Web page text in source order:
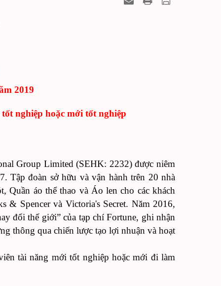
2019
nghiệp hoặc mới tốt nghiệp
Group Limited (SEHK: 2232) được niêm
Tập đoàn sở hữu và vận hành trên 20 nhà
Quần áo thể thao và Áo len cho các khách
& Spencer và Victoria's Secret. Năm 2016,
đổi thế giới” của tạp chí Fortune, ghi nhận
thông qua chiến lược tạo lợi nhuận và hoạt
tài năng mới tốt nghiệp hoặc mới đi làm